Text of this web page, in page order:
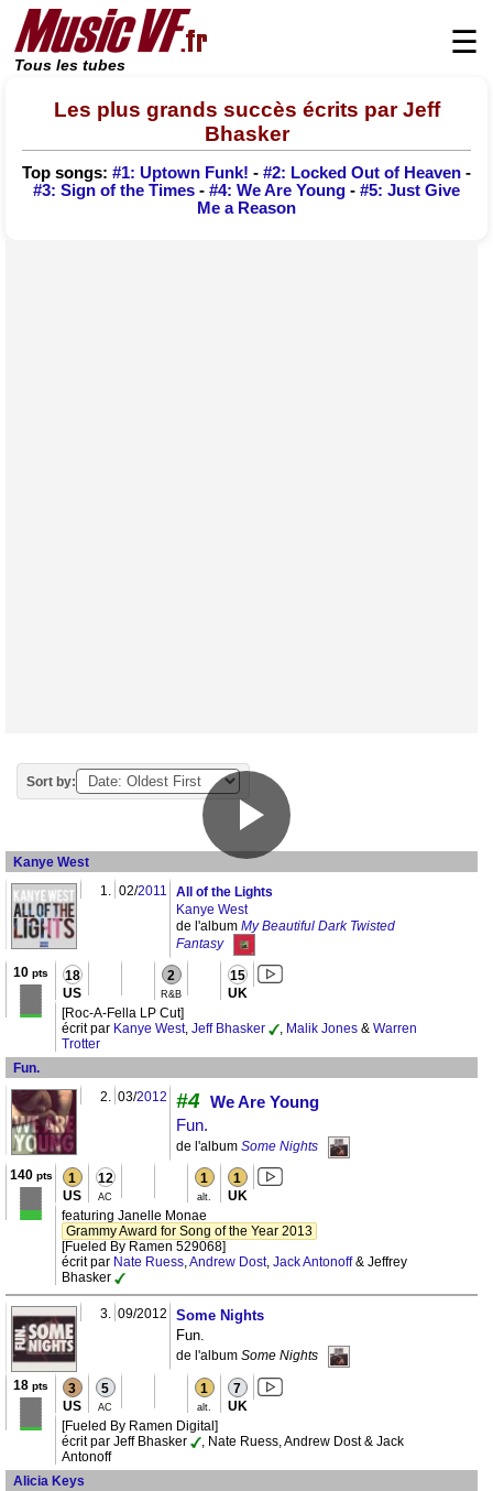
Tous les tubes
☰
Les plus grands succès écrits par Jeff
Bhasker
Top songs: #1: Uptown Funk! - #2: Locked Out of Heaven -
#3: Sign of the Times - #4: We Are Young - #5: Just Give
Me a Reason
Sort by:
Kanye West
1. 02/2011
All of the Lights
Kanye West
de l'album My Beautiful Dark Twisted
Fantasy
10 pts 18
US
2
R&B
15
UK
[Roc-A-Fella LP Cut]
écrit par Kanye West, Jeff Bhasker , Malik Jones & Warren
Trotter
Fun.
2. 03/2012 #4 We Are Young
Fun.
de l'album Some Nights
140pts 1
US
12
AC
1
alt.
1
UK
featuring Janelle Monae
Grammy Award for Song of the Year 2013
[Fueled By Ramen 529068]
écrit par Nate Ruess,Andrew Dost, Jack Antonoff& Jeffrey
Bhasker
3. 09/2012
Some Nights
Fun.
de l'album Some Nights
18 pts 3
US
5
AC
1
alt.
7
UK
[Fueled By Ramen Digital]
écrit par Jeff Bhasker
, Nate Ruess, Andrew Dost & Jack
Antonoff
Alicia Keys